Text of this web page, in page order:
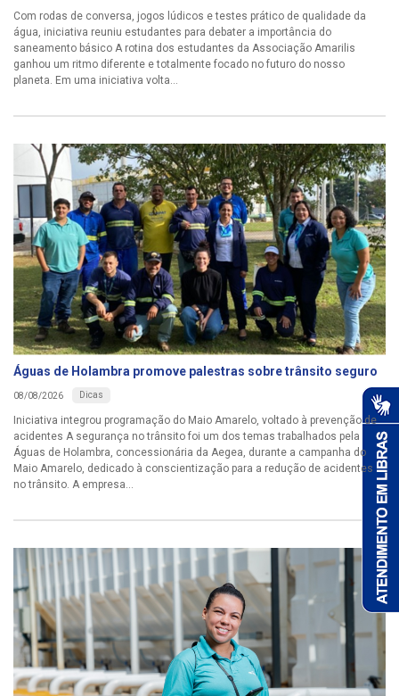
Com rodas de conversa, jogos lúdicos e testes prático de qualidade da
água, iniciativa reuniu estudantes para debater a importância do
saneamento básico A rotina dos estudantes da Associação Amarilis
ganhou um ritmo diferente e totalmente focado no futuro do nosso
planeta. Em uma iniciativa volta...
Águas de Holambra promove palestras sobre trânsito seguro
08/08/2026 Dicas
Iniciativa integrou programação do Maio Amarelo, voltado à prevenção de
acidentes A segurança no trânsito foi um dos temas trabalhados pela
Águas de Holambra, concessionária da Aegea, durante a campanha do
Maio Amarelo, dedicado à conscientização para a redução de acidentes
no trânsito. A empresa...